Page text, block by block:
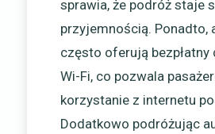
sprawia, że podróż staje
przyjemnością. Ponadto,
często oferują bezpłatny
Wi-Fi, co pozwala
korzystanie z internetu
Dodatkowo podróżując